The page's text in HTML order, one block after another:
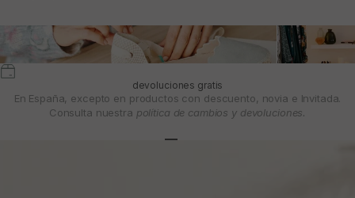
devoluciones gratis
En España, excepto en productos con descuento, novia e Invitada.
Consulta nuestra política de cambios y devoluciones.